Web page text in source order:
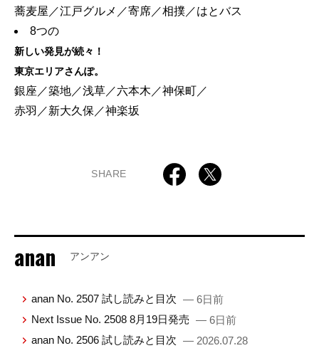
蕎麦屋／江戸グルメ／寄席／相撲／はとバス
8つの
新しい発見が続々！
東京エリアさんぽ。
銀座／築地／浅草／六本木／神保町／
赤羽／新大久保／神楽坂
SHARE
anan アンアン
anan No. 2507 試し読みと目次 — 6日前
Next Issue No. 2508 8月19日発売 — 6日前
anan No. 2506 試し読みと目次 — 2026.07.28